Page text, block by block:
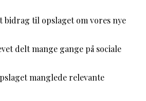
bidrag til opslaget om vores nye
delt mange gange på sociale
manglede relevante